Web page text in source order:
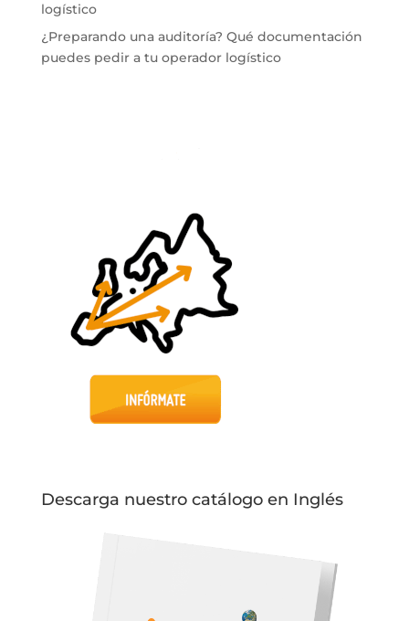
logístico
¿Preparando una auditoría? Qué documentación
puedes pedir a tu operador logístico
Descarga nuestro catálogo en Inglés